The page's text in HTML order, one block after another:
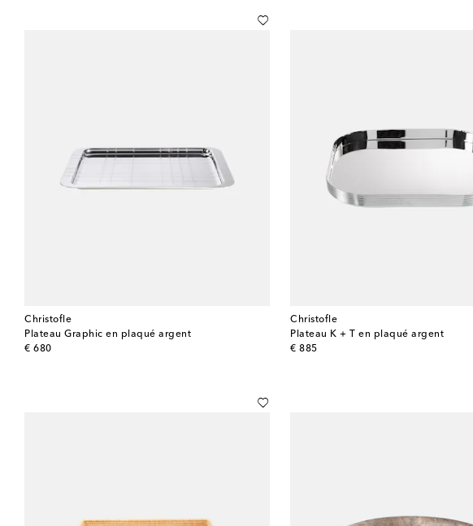
Christofle
Plateau Graphic en plaqué argent
€ 680
original price
Christofle
Plateau K + T en plaqué argent
€ 885
original price